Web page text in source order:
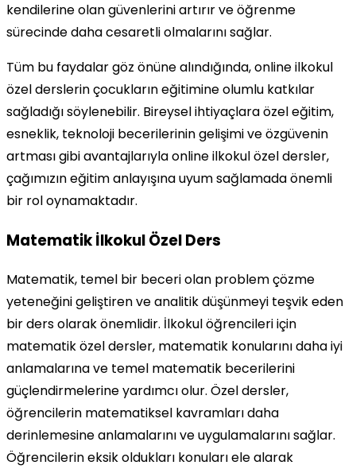
kendilerine olan güvenlerini artırır ve öğrenme
sürecinde daha cesaretli olmalarını sağlar.
Tüm bu faydalar göz önüne alındığında, online ilkokul
özel derslerin çocukların eğitimine olumlu katkılar
sağladığı söylenebilir. Bireysel ihtiyaçlara özel eğitim,
esneklik, teknoloji becerilerinin gelişimi ve özgüvenin
artması gibi avantajlarıyla online ilkokul özel dersler,
çağımızın eğitim anlayışına uyum sağlamada önemli
bir rol oynamaktadır.
Matematik İlkokul Özel Ders
Matematik, temel bir beceri olan problem çözme
yeteneğini geliştiren ve analitik düşünmeyi teşvik eden
bir ders olarak önemlidir. İlkokul öğrencileri için
matematik özel dersler, matematik konularını daha iyi
anlamalarına ve temel matematik becerilerini
güçlendirmelerine yardımcı olur. Özel dersler,
öğrencilerin matematiksel kavramları daha
derinlemesine anlamalarını ve uygulamalarını sağlar.
Öğrencilerin eksik oldukları konuları ele alarak